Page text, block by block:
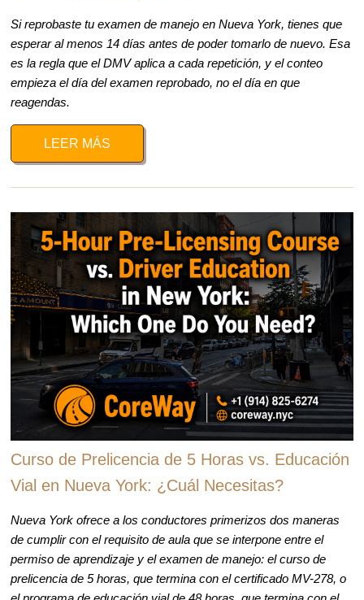
Si reprobaste tu examen de manejo en Nueva York, tienes que
esperar al menos 14 días antes de poder tomarlo de nuevo. Esa
es la regla que el DMV aplica a cada repetición, y el conteo
empieza el día del examen reprobado, no el día en que
reagendas.
LEER MÁS
Curso de Prelicencia de 5 Horas vs. Educación
Vial en Nueva York: ¿Cuál Necesitas?
Nueva York ofrece a los conductores primerizos dos maneras
de cumplir con el requisito de aula que se interpone entre el
permiso de aprendizaje y el examen de manejo: el curso de
prelicencia de 5 horas, que termina con el certificado MV-278, o